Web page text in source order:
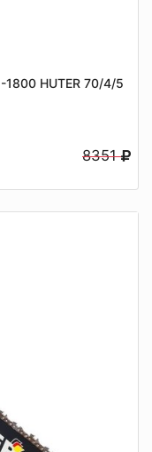
1800 HUTER 70/4/5
8351